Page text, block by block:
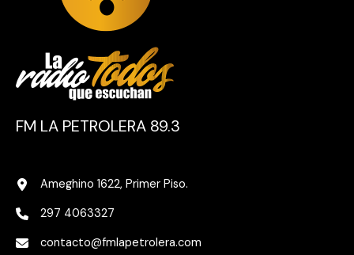
FM LA PETROLERA 89.3
Ameghino 1622, Primer Piso.
297 4063327
contacto@fmlapetrolera.com